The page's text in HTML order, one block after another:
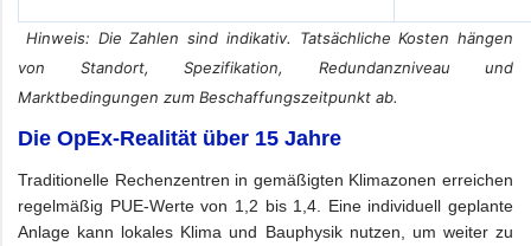
Hinweis: Die Zahlen sind indikativ. Tatsächliche Kosten hängen
von Standort, Spezifikation, Redundanzniveau und
Marktbedingungen zum Beschaffungszeitpunkt ab.
Die OpEx-Realität über 15 Jahre
Traditionelle Rechenzentren in gemäßigten Klimazonen erreichen
regelmäßig PUE-Werte von 1,2 bis 1,4. Eine individuell geplante
Anlage kann lokales Klima und Bauphysik nutzen, um weiter zu